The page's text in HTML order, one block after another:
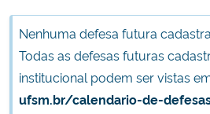
Ministério da Agricultura, Pecuária e
Ministério da Educação
Nenhuma defesa futura
Todas as defesas futuras
institucional podem ser vistas
ufsm.br/calendario-de-